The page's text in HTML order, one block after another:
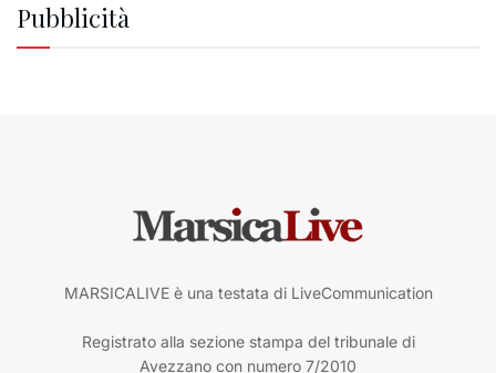
Pubblicità
MARSICALIVE è una testata di LiveCommunication
Registrato alla sezione stampa del tribunale di
Avezzano con numero 7/2010